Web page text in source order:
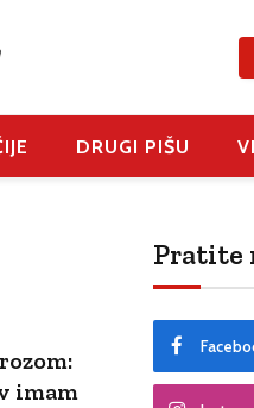
DRUGI PIŠU
imam
Pratite